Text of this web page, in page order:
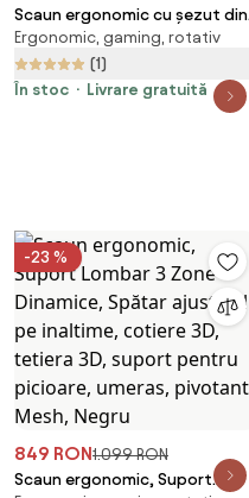
Scaun ergonomic cu șezut din
plasă și suport lombar dinamic,
tetiera 3D, cotiere rabatabile,
Alb/Gri
Ergonomic, gaming, rotativ
(1)
În stoc
Livrare gratuită
-23 %
849 RON1.099 RON
Scaun ergonomic, Suport